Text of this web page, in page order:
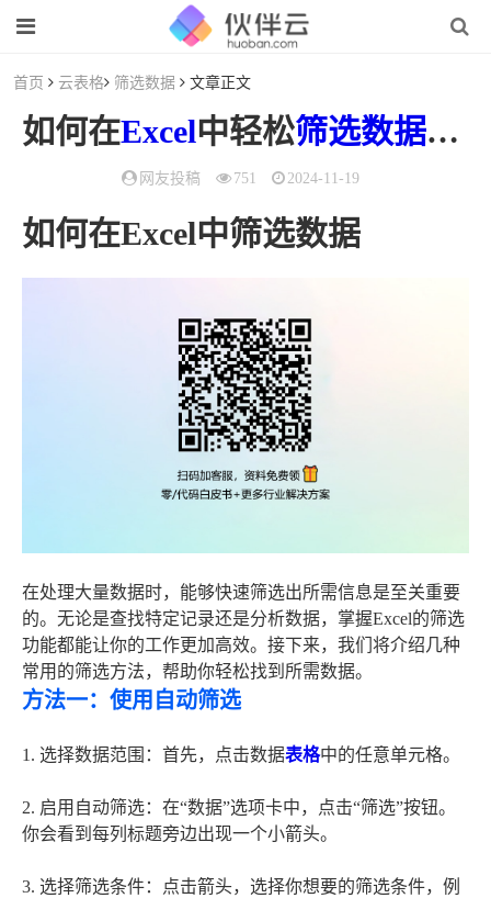
首页 云表格 筛选数据 文章正文
如何在Excel中轻松筛选数据以
网友投稿 751 2024-11-19
如何在Excel中筛选数据
在处理大量数据时，能够快速筛选出所需信息是至关重要
的。无论是查找特定记录还是分析数据，掌握Excel的筛选
功能都能让你的工作更加高效。接下来，我们将介绍几种
常用的筛选方法，帮助你轻松找到所需数据。
方法一：使用自动筛选
1. 选择数据范围：首先，点击数据表格中的任意单元格。
2. 启用自动筛选：在“数据”选项卡中，点击“筛选”按钮。
你会看到每列标题旁边出现一个小箭头。
3. 选择筛选条件：点击箭头，选择你想要的筛选条件，例